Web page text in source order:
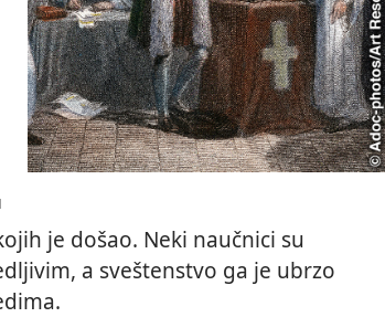
je došao. Neki naučnici su
a sveštenstvo ga je ubrzo